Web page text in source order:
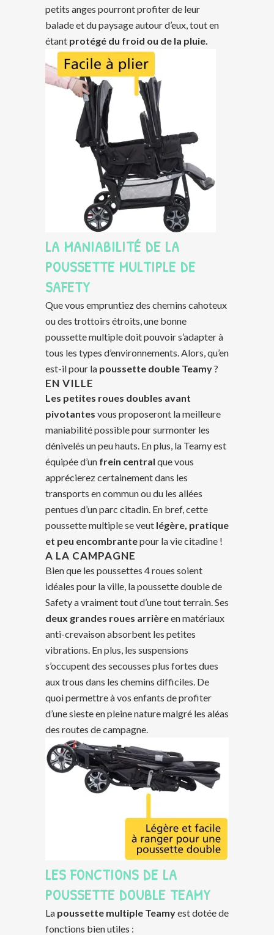
petits anges pourront profiter de leur
balade et du paysage autour d’eux, tout en
étant protégé du froid ou de la pluie.
LA MANIABILITÉ DE LA
POUSSETTE MULTIPLE DE
SAFETY
Que vous empruntiez des chemins cahoteux
ou des trottoirs étroits, une bonne
poussette multiple doit pouvoir s’adapter à
tous les types d’environnements. Alors, qu’en
est-il pour la poussette double Teamy?
EN VILLE
Les petites roues doubles avant
pivotantes vous proposeront la meilleure
maniabilité possible pour surmonter les
dénivelés un peu hauts. En plus, la Teamy est
équipée d’un frein central que vous
apprécierez certainement dans les
transports en commun ou du les allées
pentues d’un parc citadin. En bref, cette
poussette multiple se veut légère, pratique
et peu encombrantepour la vie citadine !
A LA CAMPAGNE
Bien que les poussettes 4 roues soient
idéales pour la ville, la poussette double de
Safety a vraiment tout d’une tout terrain. Ses
deux grandes roues arrièreen matériaux
anti-crevaison absorbent les petites
vibrations. En plus, les suspensions
s’occupent des secousses plus fortes dues
aux trous dans les chemins difficiles. De
quoi permettre à vos enfants de profiter
d’une sieste en pleine nature malgré les aléas
des routes de campagne.
LES FONCTIONS DE LA
POUSSETTE DOUBLE TEAMY
La poussette multiple Teamyest dotée de
fonctions bien utiles :